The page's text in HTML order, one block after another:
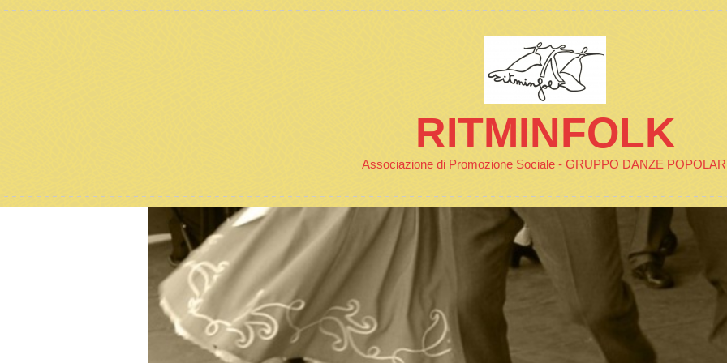
RITMINFOLK
Associazione di Promozione Sociale - GRUPPO DANZE